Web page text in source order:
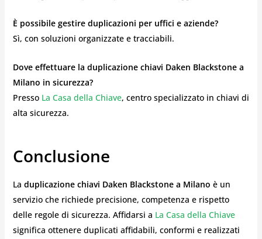
È possibile gestire duplicazioni per uffici e aziende?
Sì, con soluzioni organizzate e tracciabili.
Dove effettuare la duplicazione chiavi Daken Blackstone a
Milano in sicurezza?
Presso La Casa della Chiave, centro specializzato in chiavi di
alta sicurezza.
Conclusione
La duplicazione chiavi Daken Blackstone a Milano è un
servizio che richiede precisione, competenza e rispetto
delle regole di sicurezza. Affidarsi a La Casa della Chiave
significa ottenere duplicati affidabili, conformi e realizzati